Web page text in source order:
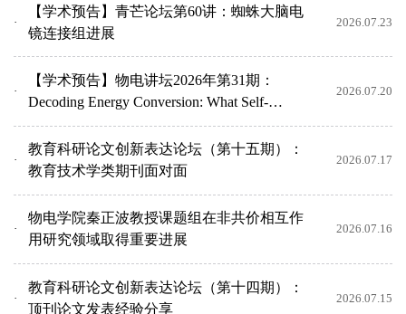
【学术预告】青芒论坛第60讲：蜘蛛大脑电
镜连接组进展
2026.07.23
【学术预告】物电讲坛2026年第31期：
Decoding Energy Conversion: What Self-
Organized Instabilities R...
2026.07.20
教育科研论文创新表达论坛（第十五期）：
教育技术学类期刊面对面
2026.07.17
物电学院秦正波教授课题组在非共价相互作
用研究领域取得重要进展
2026.07.16
教育科研论文创新表达论坛（第十四期）：
顶刊论文发表经验分享
2026.07.15